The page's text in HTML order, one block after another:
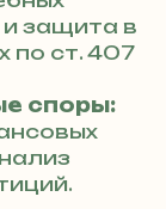
защита в
по ст. 407
споры: